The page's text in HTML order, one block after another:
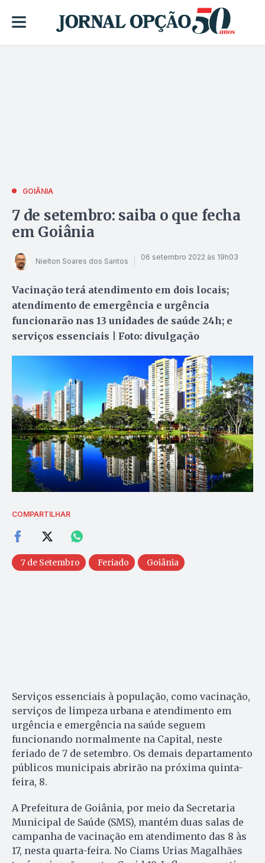
GOIÂNIA
7 de setembro: saiba o que fecha
em Goiânia
Nielton Soares dos Santos 06 setembro 2022 às 19h03
Vacinação terá atendimento em dois locais;
atendimento de emergência e urgência
funcionarão nas 13 unidades de saúde 24h; e
serviços essenciais | Foto: divulgação
COMPARTILHAR
7 de Setembro Feriado Goiânia
Serviços essenciais à população, como vacinação,
serviços de limpeza urbana e atendimento em
urgência e emergência na saúde seguem
funcionando normalmente na Capital, neste
feriado de 7 de setembro. Os demais departamento
públicos municipais abrirão na próxima quinta-
feira, 8.
A Prefeitura de Goiânia, por meio da Secretaria
Municipal de Saúde (SMS), mantém duas salas de
campanha de vacinação em atendimento das 8 às
17, nesta quarta-feira. No Ciams Urias Magalhães